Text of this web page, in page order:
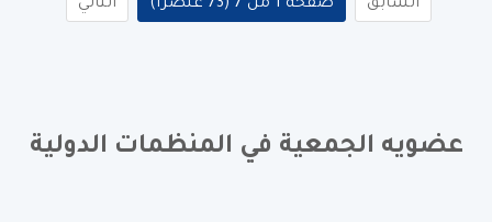
السابق صفحة 1 من 7 (73 عنصراً) التالي
عضويه الجمعية في المنظمات الدولية